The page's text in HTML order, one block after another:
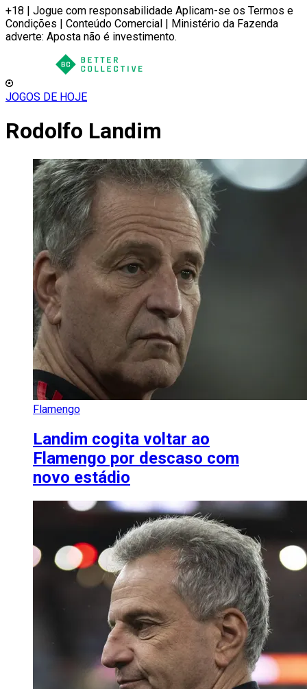
+18 | Jogue com responsabilidade Aplicam-se os Termos e
Condições | Conteúdo Comercial | Ministério da Fazenda
adverte: Aposta não é investimento.
JOGOS DE HOJE
Rodolfo Landim
Flamengo
Landim cogita voltar ao
Flamengo por descaso com
novo estádio